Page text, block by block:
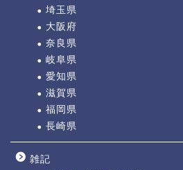
埼玉県
大阪府
奈良県
岐阜県
愛知県
滋賀県
福岡県
長崎県
雑記